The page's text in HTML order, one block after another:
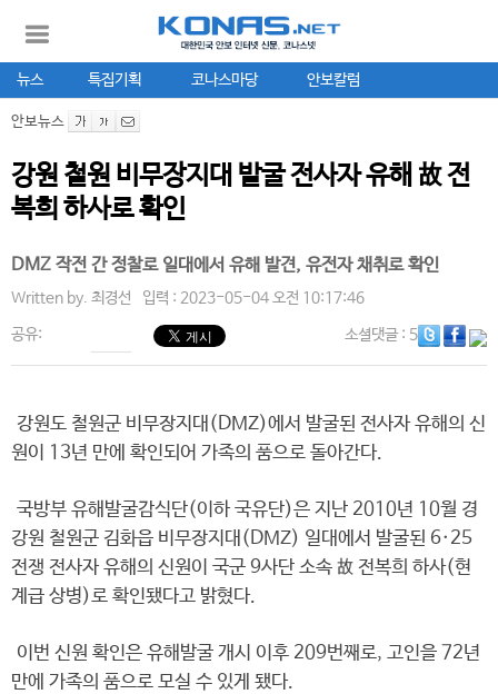
뉴스 특집기획 코나스마당 안보칼럼
안보뉴스
강원 철원 비무장지대 발굴 전사자 유해 故 전
복희 하사로 확인
DMZ 작전 간 정찰로 일대에서 유해 발견, 유전자 채취로 확인
Written by. 최경선 입력 : 2023-05-04 오전 10:17:46
공유: 소셜댓글: 5
강원도 철원군 비무장지대(DMZ)에서 발굴된 전사자 유해의 신
원이 13년 만에 확인되어 가족의 품으로 돌아간다.
국방부 유해발굴감식단(이하 국유단)은 지난 2010년 10월 경
강원 철원군 김화읍 비무장지대(DMZ) 일대에서 발굴된 6·25
전쟁 전사자 유해의 신원이 국군 9사단 소속 故 전복희 하사(현
계급 상병)로 확인됐다고 밝혔다.
이번 신원 확인은 유해발굴 개시 이후 209번째로, 고인을 72년
만에 가족의 품으로 모실 수 있게 됐다.